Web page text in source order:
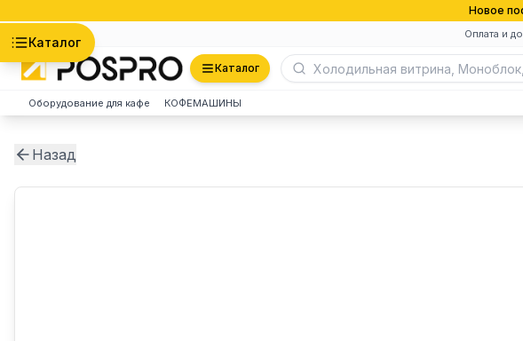
Новое
Оплата и
Каталог
Каталог
Оборудование для кафе КОФЕМАШИНЫ
Назад